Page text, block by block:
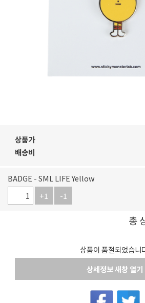
상품가
배송비
BADGE - SML LIFE Yellow
+1
-1
총
상품이 품절되었습니
상세정보 새창 열기